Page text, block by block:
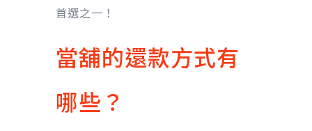
首選之一！
當舖的還款方式有
哪些？